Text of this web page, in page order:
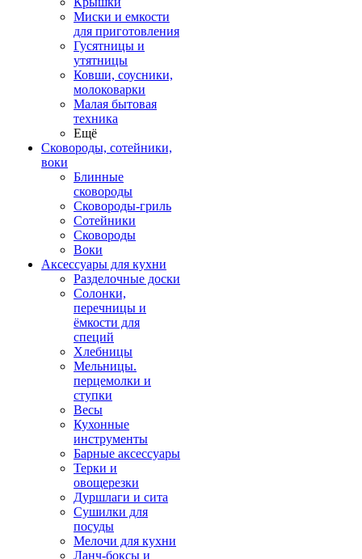
Миски и емкости
для приготовления
Гусятницы и
утятницы
Ковши, соусники,
молоковарки
Малая бытовая
техника
Ещё
Сковороды, сотейники,
воки
Блинные
сковороды
Сковороды-гриль
Сотейники
Сковороды
Воки
Аксессуары для кухни
Разделочные доски
Солонки,
перечницы и
ёмкости для
специй
Хлебницы
Мельницы.
перцемолки и
ступки
Весы
Кухонные
инструменты
Барные аксессуары
Терки и
овощерезки
Дуршлаги и сита
Сушилки для
посуды
Мелочи для кухни
Ланч-боксы и